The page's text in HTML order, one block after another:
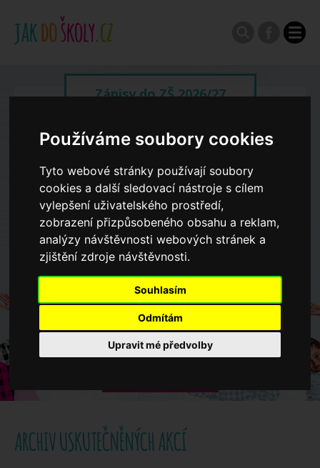
Používáme soubory cookies
Tyto webové stránky používají soubory
cookies a další sledovací nástroje s cílem
vylepšení uživatelského prostředí,
zobrazení přizpůsobeného obsahu a reklam,
analýzy návštěvnosti webových stránek a
zjištění zdroje návštěvnosti.
Souhlasím
Odmítám
Upravit mé předvolby
Zápisy do ZŠ 2026/27
Výroční zprávy
Spádové oblasti ZŠ
Koncepce školství
Dny otevřených dveří ZŠ
Když potřebujete pomoci
ARCHIV USKUTEČNĚNÝCH AKCÍ